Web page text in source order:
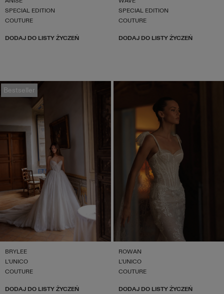
SPECIAL EDITION
COUTURE
DODAJ DO LISTY ŻYCZEŃ
SPECIAL EDITION
COUTURE
DODAJ DO LISTY ŻYCZEŃ
Bestseller
BRYLEE
L'UNICO
COUTURE
DODAJ DO LISTY ŻYCZEŃ
ROWAN
L'UNICO
COUTURE
DODAJ DO LISTY ŻYCZEŃ